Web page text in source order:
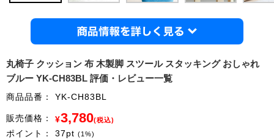
丸椅子 クッション 布 木製脚 スツール スタッキング おしゃれ
ブルー YK-CH83BL 評価・レビュー一覧
商品品番： YK-CH83BL
販売価格： ¥3,780(税込)
ポイント： 37pt (1%)